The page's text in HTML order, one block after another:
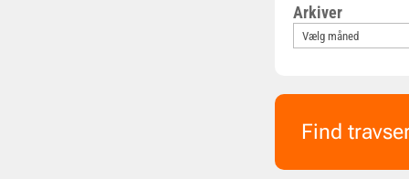
Arkiver
Find